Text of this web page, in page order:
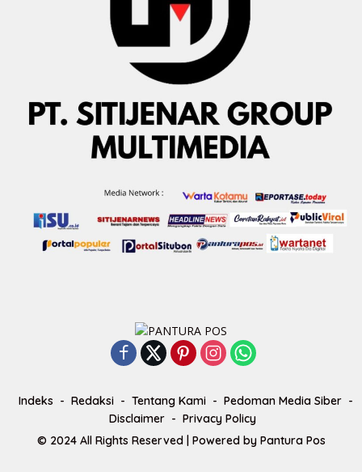
Indeks Redaksi Tentang Kami
Pedoman Media Siber
Disclaimer
Privacy Policy
© 2024 All Rights Reserved | Powered by Pantura Pos